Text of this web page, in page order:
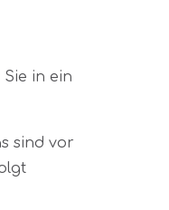
in ein
sind vor